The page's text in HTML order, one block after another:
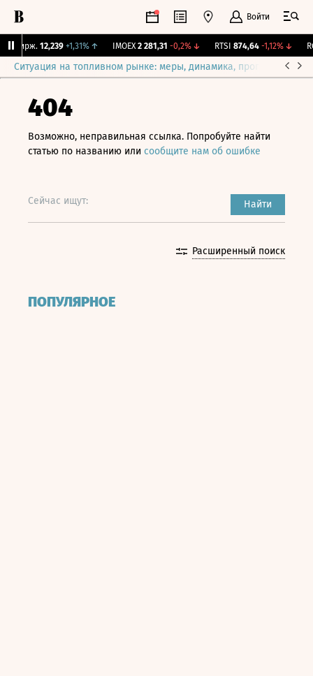
Войти
Бирж. 12,239 +1,31% ↑ IMOEX 2 281,31 -0,2%↓ RTSI 874,64 -1,12%↓
Ситуация на топливном рынке: меры, динамика, прогнозы
404
Возможно, неправильная ссылка. Попробуйте найти
статью по названию или сообщите нам об ошибке
Сейчас ищут: Найти
Расширенный поиск
ПОПУЛЯРНОЕ